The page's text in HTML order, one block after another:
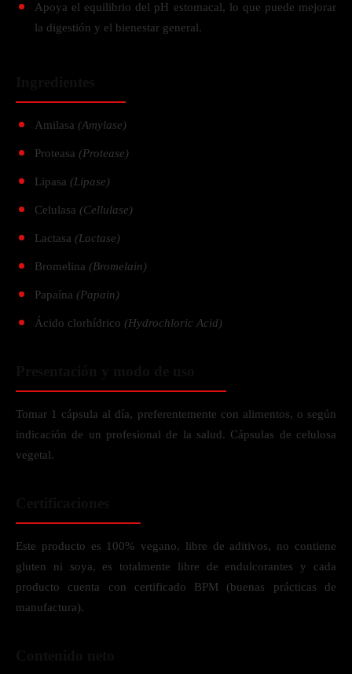
Apoya el equilibrio del pH estomacal, lo que puede mejorar
la digestión y el bienestar general.
Amilasa (Amylase)
Proteasa (Protease)
Lipasa (Lipase)
Celulasa (Cellulase)
Lactasa (Lactase)
Bromelina (Bromelain)
Papaína (Papain)
Ácido clorhídrico (Hydrochloric Acid)
Tomar 1 cápsula al día, preferentemente con alimentos, o según
indicación de un profesional de la salud. Cápsulas de celulosa
vegetal.
Este producto es 100% vegano, libre de aditivos, no contiene
gluten ni soya, es totalmente libre de endulcorantes y cada
producto cuenta con certificado BPM (buenas prácticas de
manufactura).